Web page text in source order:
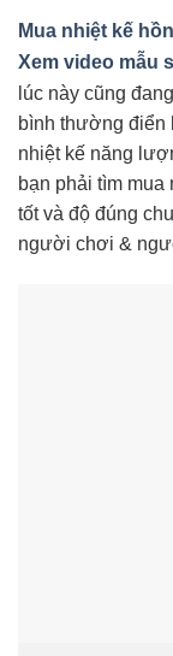
Mua nhiệt kế
Xem video mẫu
lúc này cũng
bình thường điển
nhiệt kế năng
bạn phải tìm
tốt và độ đúng
người chơi &